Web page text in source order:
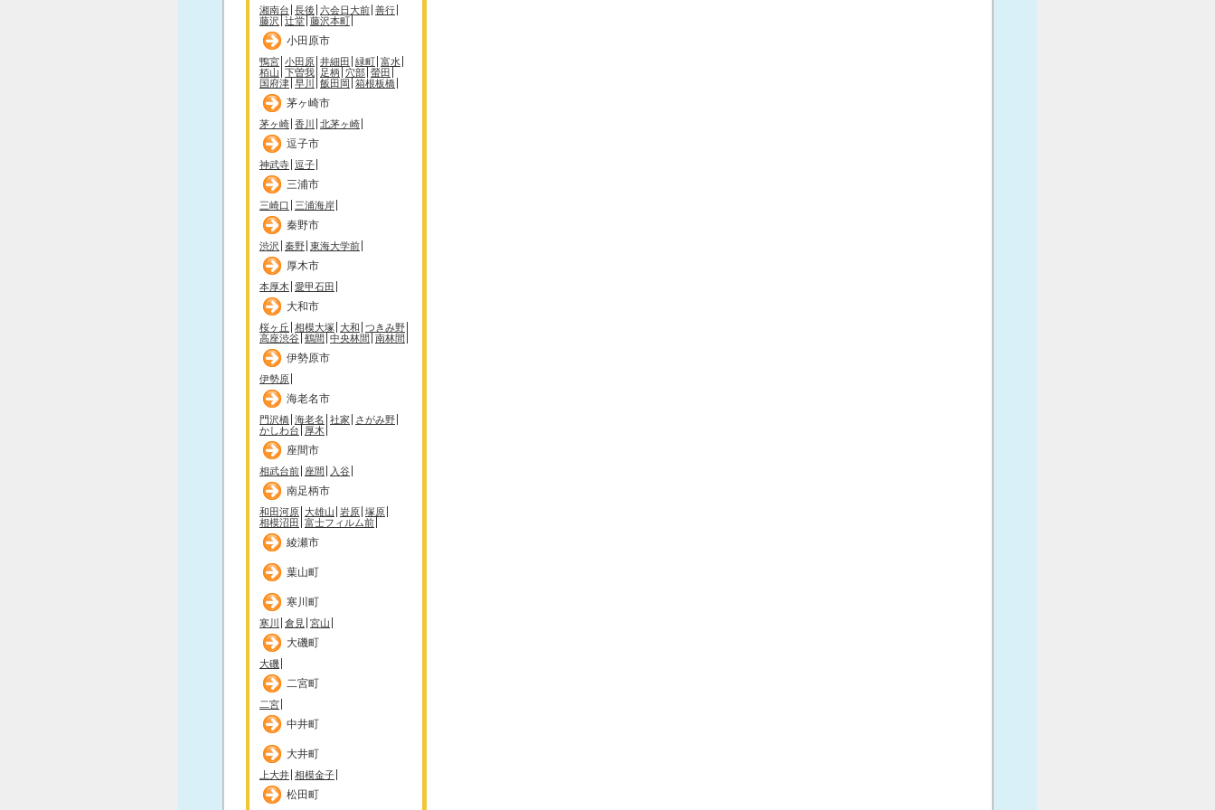
湘南台 長後 六会日大前 善行
藤沢 辻堂 藤沢本町
小田原市
鴨宮 小田原 井細田 緑町 富水
栢山 下曽我 足柄 穴部 螢田
国府津 早川 飯田岡 箱根板橋
茅ヶ崎市
茅ヶ崎 香川 北茅ヶ崎
逗子市
神武寺 逗子
三浦市
三崎口 三浦海岸
秦野市
渋沢 秦野 東海大学前
厚木市
本厚木 愛甲石田
大和市
桜ヶ丘 相模大塚 大和 つきみ野
高座渋谷 鶴間 中央林間 南林間
伊勢原市
伊勢原
海老名市
門沢橋 海老名 社家
さがみ野
かしわ台
厚木
座間市
相武台前 座間 入谷
南足柄市
和田河原 大雄山 岩原 塚原
相模沼田 富士フィルム前
綾瀬市
葉山町
寒川町
寒川 倉見 宮山
大磯町
大磯
二宮町
二宮
中井町
大井町
上大井 相模金子
松田町